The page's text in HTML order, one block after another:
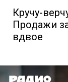
Кручу-
Продажи
вдвое